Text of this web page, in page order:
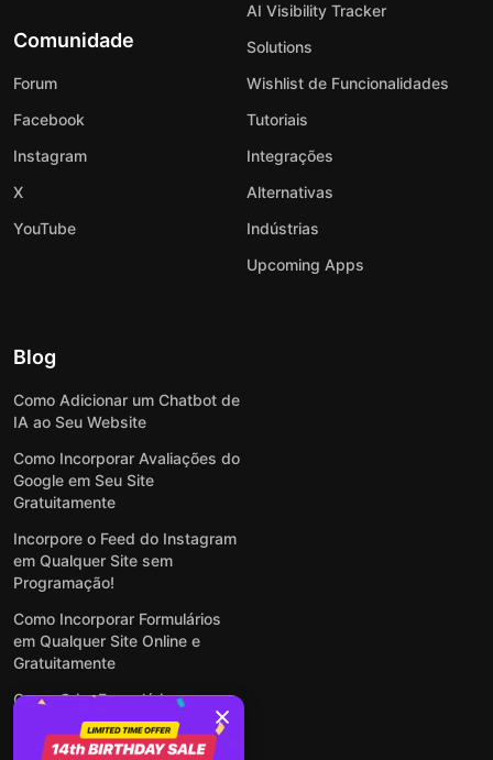
Comunidade
Forum
Facebook
Instagram
X
YouTube
AI Visibility Tracker
Solutions
Wishlist de Funcionalidades
Tutoriais
Integrações
Alternativas
Indústrias
Upcoming Apps
Blog
Como Adicionar um Chatbot de
IA ao Seu Website
Como Incorporar Avaliações do
Google em Seu Site
Gratuitamente
Incorpore o Feed do Instagram
em Qualquer Site sem
Programação!
Como Incorporar Formulários
em Qualquer Site Online e
Gratuitamente
Como Criar Formulário para
WordPress: Simples e Rápido